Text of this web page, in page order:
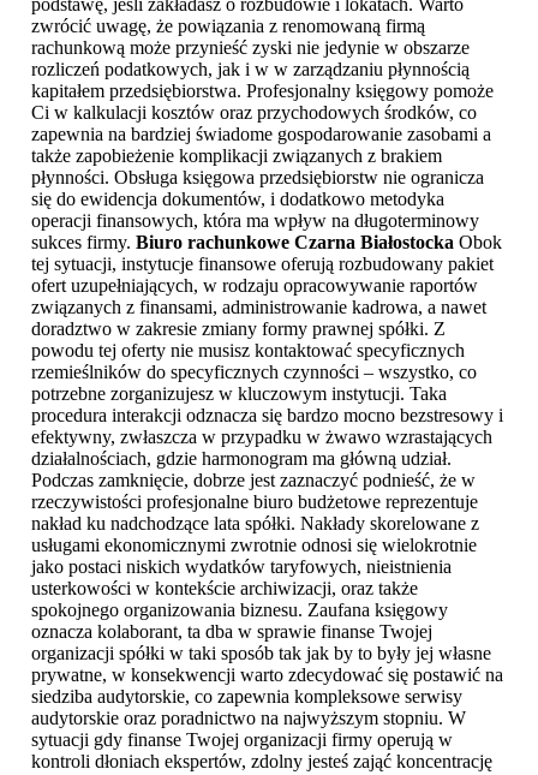
podstawę, jeśli zakładasz o rozbudowie i lokatach. Warto
zwrócić uwagę, że powiązania z renomowaną firmą
rachunkową może przynieść zyski nie jedynie w obszarze
rozliczeń podatkowych, jak i w w zarządzaniu płynnością
kapitałem przedsiębiorstwa. Profesjonalny księgowy pomoże
Ci w kalkulacji kosztów oraz przychodowych środków, co
zapewnia na bardziej świadome gospodarowanie zasobami a
także zapobieżenie komplikacji związanych z brakiem
płynności. Obsługa księgowa przedsiębiorstw nie ogranicza
się do ewidencja dokumentów, i dodatkowo metodyka
operacji finansowych, która ma wpływ na długoterminowy
sukces firmy. Biuro rachunkowe Czarna Białostocka Obok
tej sytuacji, instytucje finansowe oferują rozbudowany pakiet
ofert uzupełniających, w rodzaju opracowywanie raportów
związanych z finansami, administrowanie kadrowa, a nawet
doradztwo w zakresie zmiany formy prawnej spółki. Z
powodu tej oferty nie musisz kontaktować specyficznych
rzemieślników do specyficznych czynności – wszystko, co
potrzebne zorganizujesz w kluczowym instytucji. Taka
procedura interakcji odznacza się bardzo mocno bezstresowy i
efektywny, zwłaszcza w przypadku w żwawo wzrastających
działalnościach, gdzie harmonogram ma główną udział.
Podczas zamknięcie, dobrze jest zaznaczyć podnieść, że w
rzeczywistości profesjonalne biuro budżetowe reprezentuje
nakład ku nadchodzące lata spółki. Nakłady skorelowane z
usługami ekonomicznymi zwrotnie odnosi się wielokrotnie
jako postaci niskich wydatków taryfowych, nieistnienia
usterkowości w kontekście archiwizacji, oraz także
spokojnego organizowania biznesu. Zaufana księgowy
oznacza kolaborant, ta dba w sprawie finanse Twojej
organizacji spółki w taki sposób tak jak by to były jej własne
prywatne, w konsekwencji warto zdecydować się postawić na
siedziba audytorskie, co zapewnia kompleksowe serwisy
audytorskie oraz poradnictwo na najwyższym stopniu. W
sytuacji gdy finanse Twojej organizacji firmy operują w
kontroli dłoniach ekspertów, zdolny jesteś zająć koncentrację